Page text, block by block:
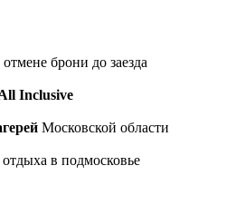
брони до заезда
Inclusive
Московской области
в подмосковье